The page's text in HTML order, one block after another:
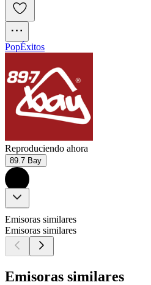
PopÉxitos
Reproduciendo ahora
89.7 Bay
Emisoras similares
Emisoras similares
Emisoras similares